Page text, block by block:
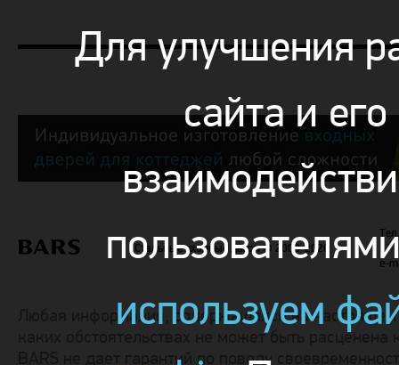
Стальные входные двери© 2000-2026
e-
Любая информация, содержащаяся на
каких обстоятельствах не может быть
BARS не дает гарантий по поводу
Для улучшения
сайта и его
используем